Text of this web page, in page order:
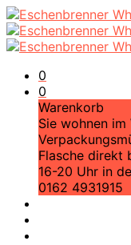
0
0
Warenkorb
Sie wohnen im
Flasche direkt
16-20 Uhr in
0162 4931915